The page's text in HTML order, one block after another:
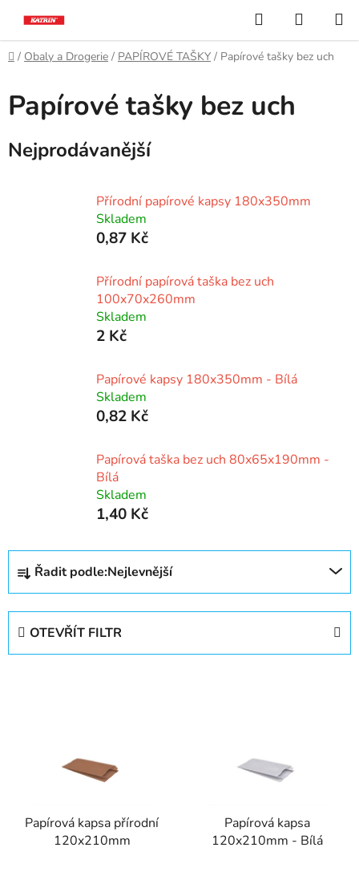
obsah
Hledat
KOŠÍK
Domů
/ Obaly a Drogerie / PAPÍROVÉ TAŠKY / Papírové tašky bez uch
Papírové tašky bez uch
Nejprodávanější
Přírodní papírové kapsy 180x350mm
Skladem
0,87 Kč
Přírodní papírová taška bez uch
100x70x260mm
Skladem
2 Kč
Papírové kapsy 180x350mm - Bílá
Skladem
0,82 Kč
Papírová taška bez uch 80x65x190mm -
Bílá
Skladem
1,40 Kč
Ř
z
Řadit podle:Nejlevnější
OTEVŘÍT FILTR
Papírová kapsa přírodní
120x210mm
Papírová kapsa
120x210mm - Bílá